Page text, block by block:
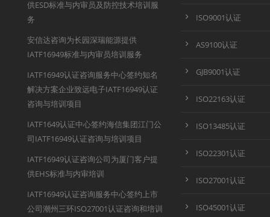
供ESD标准与内审员及防控技术培训服
务
安信达咨询为长园深瑞能源提供
IATF16949标准与内审员培训服务
IATF16949认证咨询服务中心签约知名
解决方案企业致远电子IATF16949认证
咨询与培训项目
IATF1649认证中心签约海信集团江门公
司IATF16949认证咨询与培训项目
IATF16949认证咨询公司为厦门客户提
供EHS标准与内审培训
IATF16949认证咨询服务中心签约上市
公司潮州三环ISO27001认证咨询和培训
ISO9001认证
AS9100认证
GJB9001认证
ISO22163认证
ISO13485认证
ISO22301认证
ISO27001认证
ISO45001认证